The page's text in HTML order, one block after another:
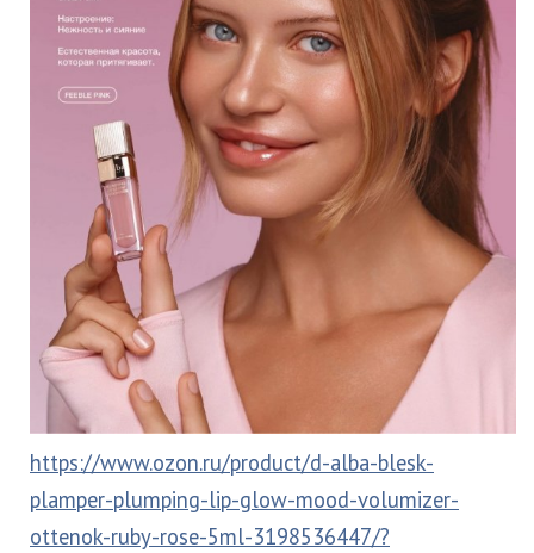
https://www.ozon.ru/product/d-alba-blesk-
plamper-plumping-lip-glow-mood-volumizer-
ottenok-ruby-rose-5ml-3198536447/?